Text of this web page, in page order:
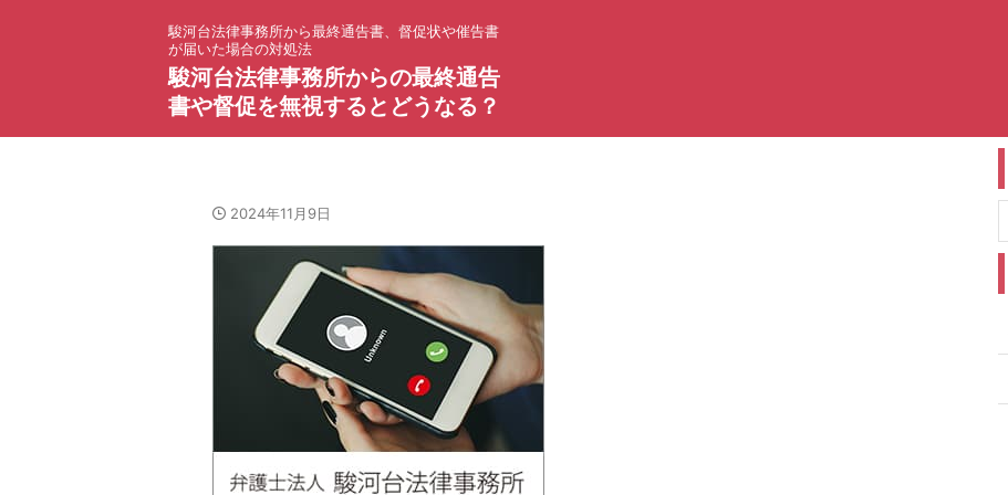
駿河台法律事務所から最終通告書、督促状や催告書
が届いた場合の対処法
駿河台法律事務所からの最終通告
書や督促を無視するとどうなる？
2024年11月9日